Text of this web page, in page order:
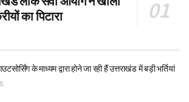
का पिटारा
के माध्यम द्वारा होने जा रही हैं उत्तराखंड में बड़ी भर्तियां